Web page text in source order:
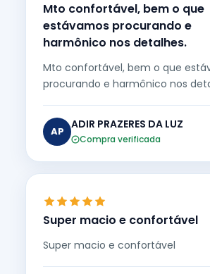
Mto confortável, bem o que
estávamos procurando e
harmônico nos detalhes.
Mto confortável, bem o que
procurando e harmônico nos
AP
ADIR PRAZERES DA LUZ
Compra verificada
Super macio e confortável
Super macio e confortável